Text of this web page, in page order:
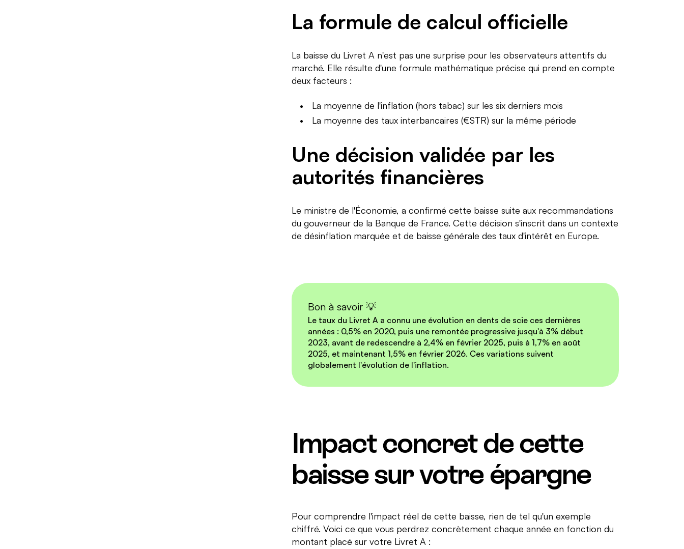
La formule de calcul officielle
La baisse du Livret A n'est pas une surprise pour les observateurs attentifs du
marché. Elle résulte d'une formule mathématique précise qui prend en compte
deux facteurs :
La moyenne de l'inflation (hors tabac) sur les six derniers mois
La moyenne des taux interbancaires (€STR) sur la même période
Une décision validée par les
autorités financières
Le ministre de l'Économie, a confirmé cette baisse suite aux recommandations
du gouverneur de la Banque de France. Cette décision s'inscrit dans un contexte
de désinflation marquée et de baisse générale des taux d'intérêt en Europe.
Bon à savoir 💡
Le taux du Livret A a connu une évolution en dents de scie ces dernières
années : 0,5% en 2020, puis une remontée progressive jusqu'à 3% début
2023, avant de redescendre à 2,4% en février 2025, puis à 1,7% en août
2025, et maintenant 1,5% en février 2026. Ces variations suivent
globalement l'évolution de l'inflation.
Impact concret de cette
baisse sur votre épargne
Pour comprendre l'impact réel de cette baisse, rien de tel qu'un exemple
chiffré. Voici ce que vous perdrez concrètement chaque année en fonction du
montant placé sur votre Livret A :